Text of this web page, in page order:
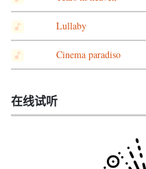
Lullaby
Cinema paradiso
在线试听